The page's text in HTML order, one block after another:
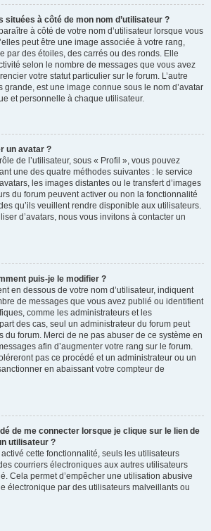
situées à côté de mon nom d’utilisateur ?
à côté de votre nom d’utilisateur lorsque vous
peut être une image associée à votre rang,
par des étoiles, des carrés ou des ronds. Elle
selon le nombre de messages que vous avez
votre statut particulier sur le forum. L’autre
est une image connue sous le nom d’avatar
et personnelle à chaque utilisateur.
un avatar ?
de l’utilisateur, sous « Profil », vous pouvez
une des quatre méthodes suivantes : le service
les images distantes ou le transfert d’images
du forum peuvent activer ou non la fonctionnalité
qu’ils veuillent rendre disponible aux utilisateurs.
d’avatars, nous vous invitons à contacter un
puis-je le modifier ?
en dessous de votre nom d’utilisateur, indiquent
de messages que vous avez publié ou identifient
comme les administrateurs et les
des cas, seul un administrateur du forum peut
du forum. Merci de ne pas abuser de ce système en
afin d’augmenter votre rang sur le forum.
pas ce procédé et un administrateur ou un
en abaissant votre compteur de
de me connecter lorsque je clique sur le lien de
utilisateur ?
cette fonctionnalité, seuls les utilisateurs
courriers électroniques aux autres utilisateurs
Cela permet d’empêcher une utilisation abusive
électronique par des utilisateurs malveillants ou